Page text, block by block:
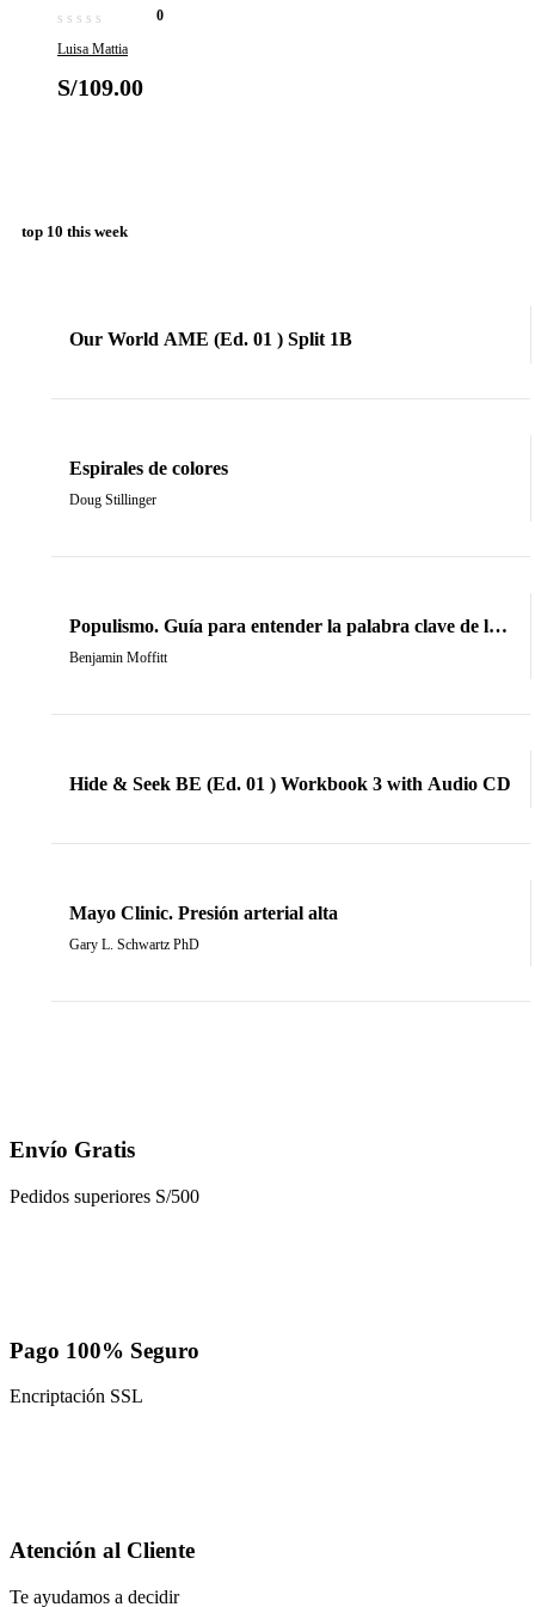
mitología griega
0
Luisa Mattia
S/109.00
top 10 this week
Our World AME (Ed. 01 ) Split 1B
Espirales de colores
Doug Stillinger
Populismo. Guía para entender la palabra clave de la
política contempóranea
Benjamin Moffitt
Hide & Seek BE (Ed. 01 ) Workbook 3 with Audio CD
Mayo Clinic. Presión arterial alta
Gary L. Schwartz PhD
Envío Gratis
Pedidos superiores S/500
Pago 100% Seguro
Encriptación SSL
Atención al Cliente
Te ayudamos a decidir